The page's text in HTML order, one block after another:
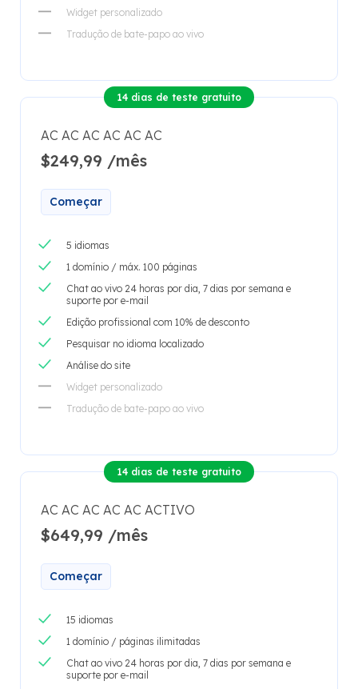
Widget personalizado
Tradução de bate-papo ao vivo
14 dias de teste gratuito
AC AC AC AC AC AC
$249,99 /mês
Começar
5 idiomas
1 domínio / máx. 100 páginas
Chat ao vivo 24 horas por dia, 7 dias por semana e
suporte por e-mail
Edição profissional com 10% de desconto
Pesquisar no idioma localizado
Análise do site
Widget personalizado
Tradução de bate-papo ao vivo
14 dias de teste gratuito
AC AC AC AC AC ACTIVO
$649,99 /mês
Começar
15 idiomas
1 domínio / páginas ilimitadas
Chat ao vivo 24 horas por dia, 7 dias por semana e
suporte por e-mail